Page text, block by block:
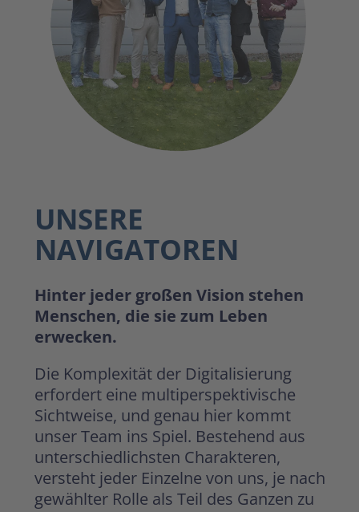
UNSERE
NAVIGATOREN
Hinter jeder großen Vision stehen
Menschen, die sie zum Leben
erwecken.
Die Komplexität der Digitalisierung
erfordert eine multiperspektivische
Sichtweise, und genau hier kommt
unser Team ins Spiel. Bestehend aus
unterschiedlichsten Charakteren,
versteht jeder Einzelne von uns, je nach
gewählter Rolle als Teil des Ganzen zu